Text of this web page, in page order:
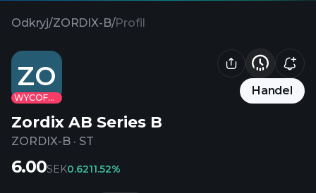
Odkryj/ZORDIX-B/Profil
ZO
WYCOFANE
Handel
Zordix AB Series B
ZORDIX-B · ST
6.00SEK0.6211.52%